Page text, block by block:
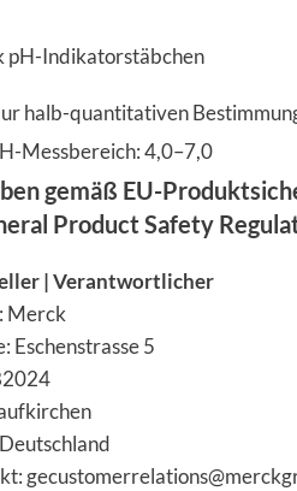
pH-Indikatorstäbchen
halb-quantitativen
Messbereich: 4,0–7,0
gemäß EU-
Product Safety
| Verantwortlicher
Merck
Eschenstrasse 5